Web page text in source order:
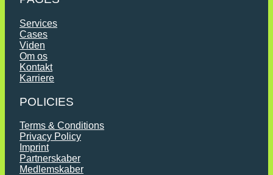
Services
Cases
Viden
Om os
Kontakt
Karriere
POLICIES
Terms & Conditions
Privacy Policy
Imprint
Partnerskaber
Medlemskaber